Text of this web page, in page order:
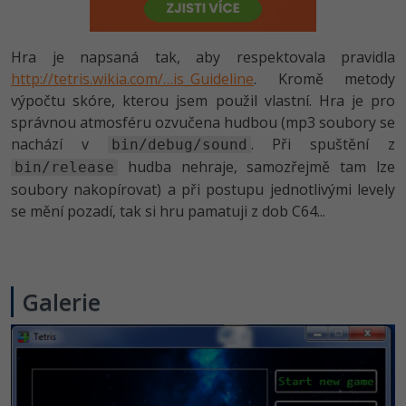
HTML5, CSS3, Bootstrap, SEO
SQL a databáze
Testování a verzování
UML a návrhové vzory
React
Django
Best practices
PHP
JavaScript
Python
HTML / CSS
UML a návrhové vzory
Vývojář mobilních aplikací
Specialista na AI a bigdata
C# Game developer
Webdesigner
Tester
Systémový administrátor
3D grafik
Projektový manažer
Databázový analytik
-80%
JavaScript -80%
PHP -80%
C++ -80%
Swift
-80%
VB.NET
Hra je napsaná tak, aby respektovala pravidla
http://tetris.wikia.com/…is_Guideline. Kromě metody
výpočtu skóre, kterou jsem použil vlastní. Hra je pro
správnou atmosféru ozvučena hudbou (mp3 soubory se
nachází v
bin/debug/sound . Při spuštění z
bin/release
hudba nehraje, samozřejmě tam lze
soubory nakopírovat) a při postupu jednotlivými levely
se mění pozadí, tak si hru pamatuji z dob C64...
Galerie